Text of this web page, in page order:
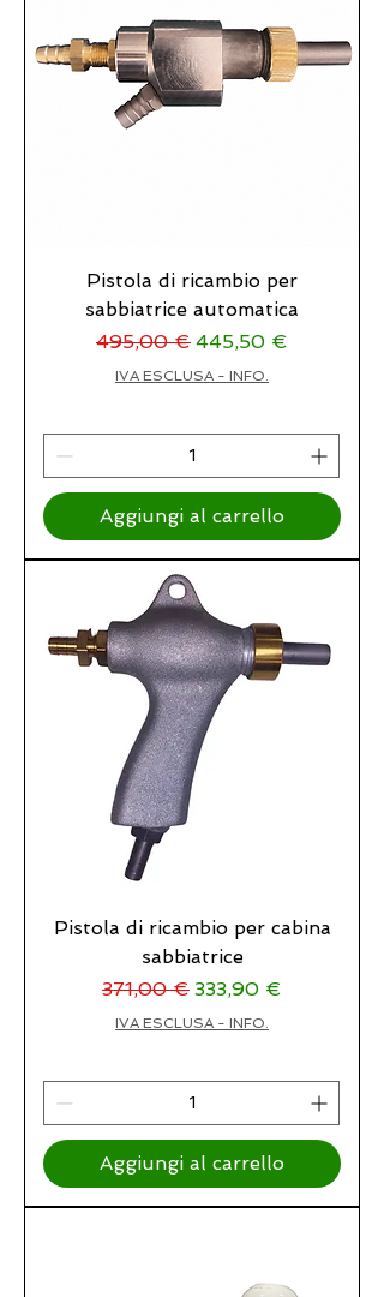
Pistola di ricambio per
sabbiatrice automatica
Prezzo regolare
495,00 € Prezzo scontato
445,50 €
IVA ESCLUSA - INFO.
Aggiungi al carrello
Pistola di ricambio per cabina
sabbiatrice
Prezzo regolare
371,00 € Prezzo scontato
333,90 €
IVA ESCLUSA - INFO.
Aggiungi al carrello